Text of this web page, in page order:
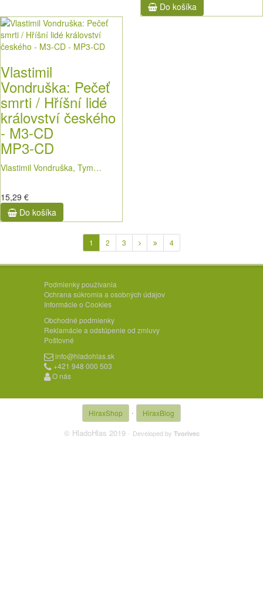
Do košíka
Vlastimil
Vondruška: Pečeť
smrti / Hříšní lidé
království českého
- M3-CD
MP3-CD
Vlastimil Vondruška, Tym…
15,29 €
Do košíka
1 2 3 4
Podmienky používania
Ochrana súkromia a osobných údajov
Informácie o Cookies
Obchodné podmienky
Reklamácie a odstúpenie od zmluvy
Poštovné
info@hladohlas.sk
+421 948 000 503
O nás
HiraxShop · HiraxBlog
© HladoHlas 2019 · Developed by Tvorivec